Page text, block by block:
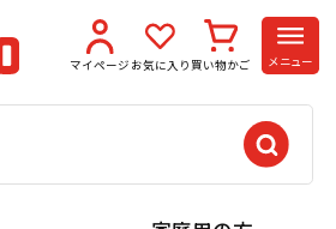
マイページ お気に入り 買い物かご メニュー